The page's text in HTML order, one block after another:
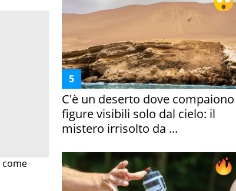
C'è un deserto dove compaiono
figure visibili solo dal cielo: il
mistero irrisolto da ...